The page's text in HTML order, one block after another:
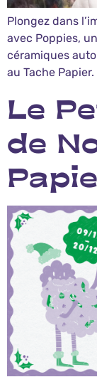
Plongez dans
avec Poppies,
céramiques
au Tache Papier.
Le
de